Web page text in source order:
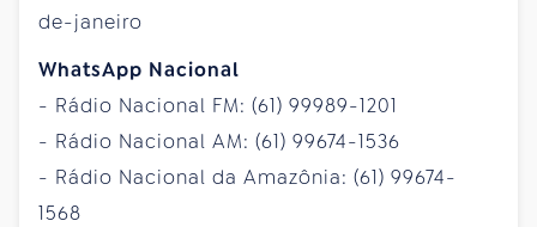
de-janeiro
WhatsApp Nacional
- Rádio Nacional FM: (61) 99989-1201
- Rádio Nacional AM: (61) 99674-1536
- Rádio Nacional da Amazônia: (61) 99674-
1568